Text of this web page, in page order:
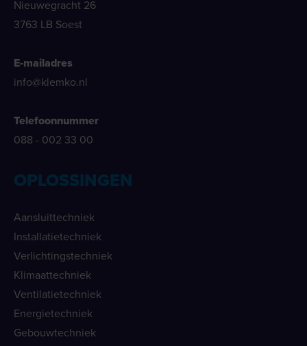
Nieuwegracht 26
3763 LB Soest
E-mailadres
info@klemko.nl
Telefoonnummer
088 - 002 33 00
OPLOSSINGEN
Aansluittechniek
Installatietechniek
Verlichtingstechniek
Klimaattechniek
Ventilatietechniek
Energietechniek
Gebouwtechniek